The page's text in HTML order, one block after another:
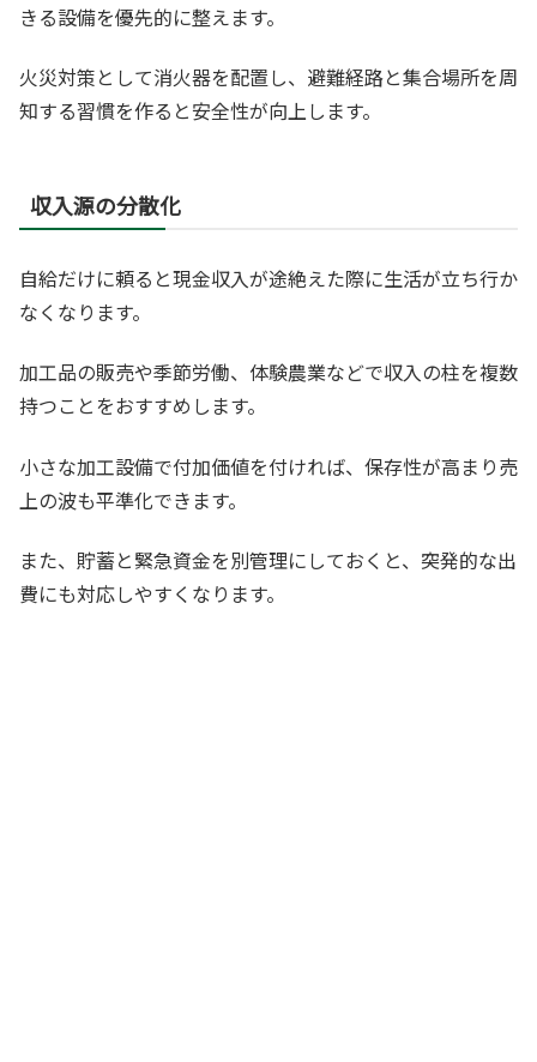
きる設備を優先的に整えます。
火災対策として消火器を配置し、避難経路と集合場所を周
知する習慣を作ると安全性が向上します。
収入源の分散化
自給だけに頼ると現金収入が途絶えた際に生活が立ち行か
なくなります。
加工品の販売や季節労働、体験農業などで収入の柱を複数
持つことをおすすめします。
小さな加工設備で付加価値を付ければ、保存性が高まり売
上の波も平準化できます。
また、貯蓄と緊急資金を別管理にしておくと、突発的な出
費にも対応しやすくなります。